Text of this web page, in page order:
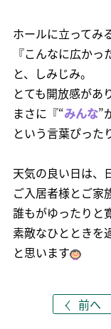
ホールに立ってみ
『こんなに広かっ
と、しみじみ。
とても開放感があり
まさに『“みんな”
という言葉ぴった
天気の良い日は、
ご入居者様とご
誰もがゆったりと
素敵なひととき
と思います
前へ